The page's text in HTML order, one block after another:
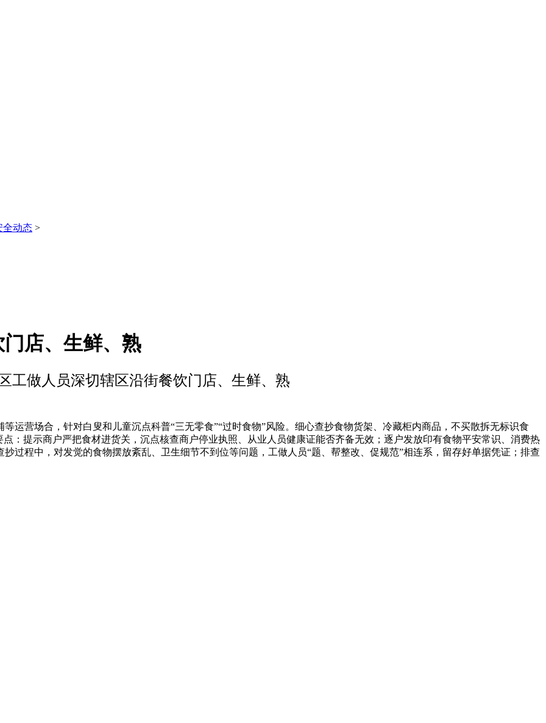
全动态 >
店、生鲜、熟
工做人员深切辖区沿街餐饮门店、生鲜、熟
营场合，针对白叟和儿童沉点科普“三无零食”“过时食物”风险。细心查抄食物货架、冷藏柜内商品，不买散拆无标识食
：提示商户严把食材进货关，沉点核查商户停业执照、从业人员健康证能否齐备无效；逐户发放印有食物平安常识、消费热
过程中，对发觉的食物摆放紊乱、卫生细节不到位等问题，工做人员“题、帮整改、促规范”相连系，留存好单据凭证；排查